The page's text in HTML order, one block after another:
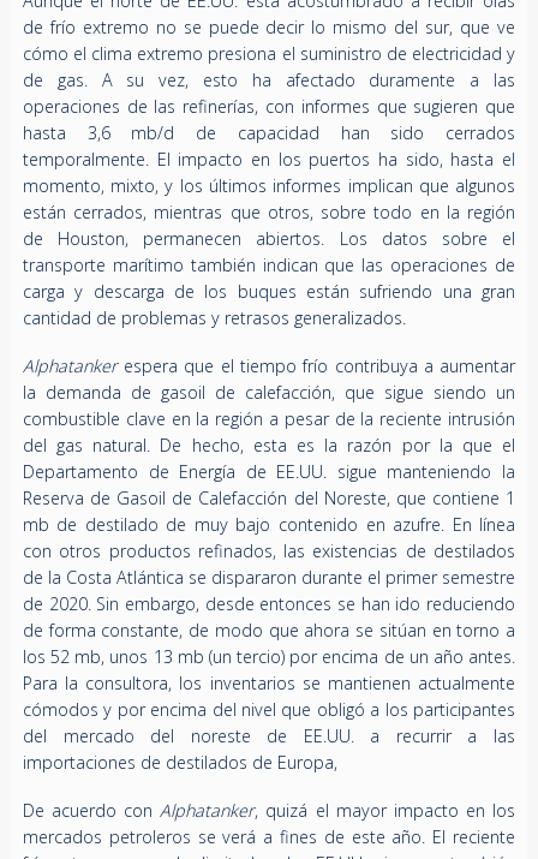
de frío extremo no se puede decir lo mismo del sur, que ve
cómo el clima extremo presiona el suministro de electricidad y
de gas. A su vez, esto ha afectado duramente a las
operaciones de las refinerías, con informes que sugieren que
hasta 3,6 mb/d de capacidad han sido cerrados
temporalmente. El impacto en los puertos ha sido, hasta el
momento, mixto, y los últimos informes implican que algunos
están cerrados, mientras que otros, sobre todo en la región
de Houston, permanecen abiertos. Los datos sobre el
transporte marítimo también indican que las operaciones de
carga y descarga de los buques están sufriendo una gran
cantidad de problemas y retrasos generalizados.
Alphatankerespera que el tiempo frío contribuya a aumentar
la demanda de gasoil de calefacción, que sigue siendo un
combustible clave en la región a pesar de la reciente intrusión
del gas natural. De hecho, esta es la razón por la que el
Departamento de Energía de EE.UU. sigue manteniendo la
Reserva de Gasoil de Calefacción del Noreste, que contiene 1
mb de destilado de muy bajo contenido en azufre. En línea
con otros productos refinados, las existencias de destilados
de la Costa Atlántica se dispararon durante el primer semestre
de 2020. Sin embargo, desde entonces se han ido reduciendo
de forma constante, de modo que ahora se sitúan en torno a
los 52 mb, unos 13 mb (un tercio) por encima de un año antes.
Para la consultora, los inventarios se mantienen actualmente
cómodos y por encima del nivel que obligó a los participantes
del mercado del noreste de EE.UU. a recurrir a las
importaciones de destilados de Europa,
De acuerdo conAlphatanker, quizá el mayor impacto en los
mercados petroleros se verá a fines de este año. El reciente